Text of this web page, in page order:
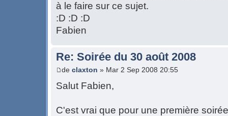
à le faire sur ce sujet.
:D :D :D
Fabien
Re: Soirée du 30 août 2008
de claxton » Mar 2 Sep 2008 20:55
Salut Fabien,
C'est vrai que pour une première